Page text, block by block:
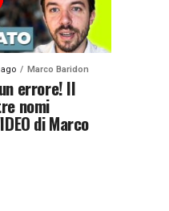
Marco Baridon
errore! Il
nomi
di Marco